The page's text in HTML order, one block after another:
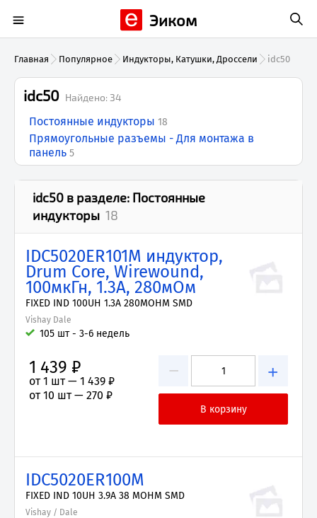
Эиком
Главная Популярное Индукторы, Катушки, Дроссели idc50
idc50 Найдено: 34
Постоянные индукторы 18
Прямоугольные разъемы - Для монтажа в
панель 5
idc50 в разделе: Постоянные
индукторы 18
IDC5020ER101M индуктор,
Drum Core, Wirewound,
100мкГн, 1.3А, 280мОм
FIXED IND 100UH 1.3A 280MOHM SMD
Vishay Dale
105 шт - 3-6 недель
− +
1 439 ₽
от 1 шт — 1 439 ₽
от 10 шт — 270 ₽
IDC5020ER100M
FIXED IND 10UH 3.9A 38 MOHM SMD
Vishay / Dale